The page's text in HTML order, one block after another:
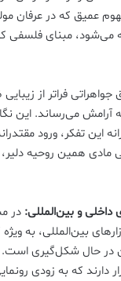
عمیق که در عرفان
مبنای فلسفی
فراتر از
می‌رساند. این
این تفکر، ورود
همین روحیه دلیر،
داخلی و بین‌المللی: در
بین‌المللی، به
حال شکل‌گیری است.
دارند که به زودی